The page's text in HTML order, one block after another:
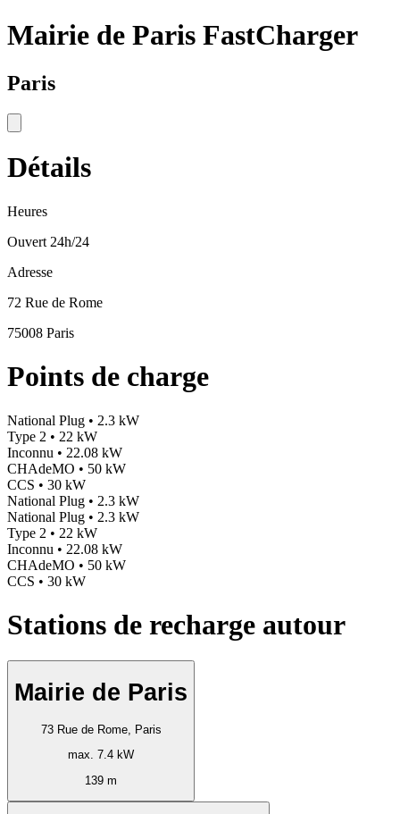
Mairie de Paris FastCharger
Paris
Détails
Heures
Ouvert 24h/24
Adresse
72 Rue de Rome
75008 Paris
Points de charge
National Plug • 2.3 kW
Type 2 • 22 kW
Inconnu • 22.08 kW
CHAdeMO • 50 kW
CCS • 30 kW
National Plug • 2.3 kW
National Plug • 2.3 kW
Type 2 • 22 kW
Inconnu • 22.08 kW
CHAdeMO • 50 kW
CCS • 30 kW
Stations de recharge autour
Mairie de Paris
73 Rue de Rome, Paris
max. 7.4 kW
139 m